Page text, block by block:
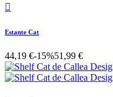

Estante Cat
44,19 €-15%51,99 €